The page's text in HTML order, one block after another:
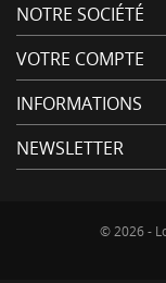
NOTRE SOCIÉTÉ
VOTRE COMPTE
INFORMATIONS
NEWSLETTER
© 2026 -